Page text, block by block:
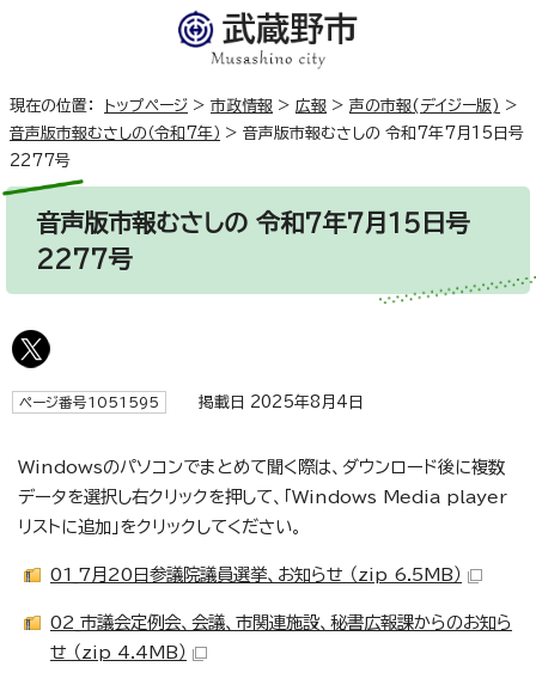
現在の位置： トップページ > 市政情報 > 広報 > 声の市報(デイジー版) >
音声版市報むさしの（令和7年） > 音声版市報むさしの 令和7年7月15日号
2277号
音声版市報むさしの 令和7年7月15日号
2277号
ページ番号1051595 掲載日 2025年8月4日
Windowsのパソコンでまとめて聞く際は、ダウンロード後に複数
データを選択し右クリックを押して、「Windows Media player
リストに追加」をクリックしてください。
01_7月20日参議院議員選挙、お知らせ （zip 6.5MB）
02_市議会定例会、会議、市関連施設、秘書広報課からのお知ら
せ （zip 4.4MB）